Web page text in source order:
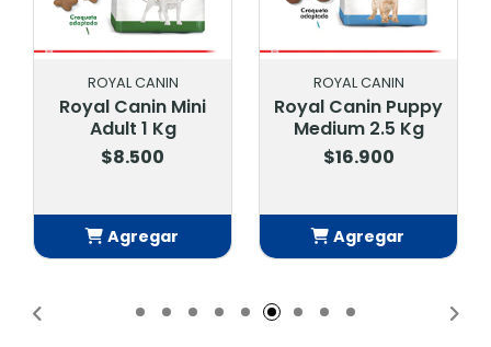
ROYAL CANIN
Royal Canin Mini
Adult 1 Kg
$8.500
Agregar
ROYAL CANIN
Royal Canin Puppy
Medium 2.5 Kg
$16.900
Agregar